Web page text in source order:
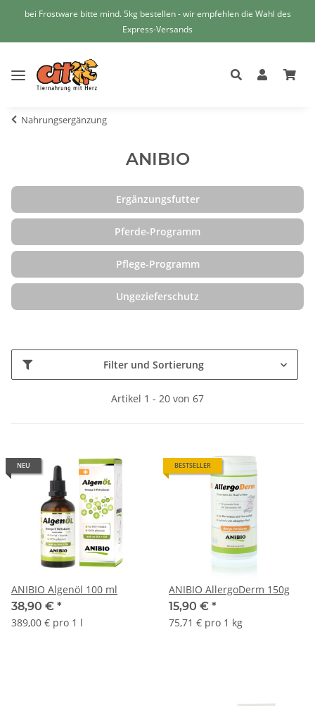
bei Frostware bitte mind. 5kg bestellen - wir empfehlen die Wahl des
Express-Versands
Nahrungsergänzung
ANIBIO
Ergänzungsfutter
Pferde-Programm
Pflege-Programm
Ungezieferschutz
Filter und Sortierung
Artikel 1 - 20 von 67
NEU
ANIBIO Algenöl 100 ml
38,90 € *
389,00 € pro 1 l
BESTSELLER
ANIBIO AllergoDerm 150g
15,90 € *
75,71 € pro 1 kg